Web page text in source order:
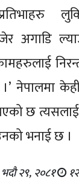
अगाडि
नेपालमा
छ
भनाई छ ।
भदौ २९, २०८१